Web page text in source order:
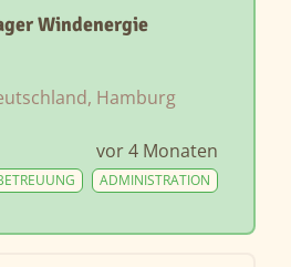
Windenergie
Hamburg
vor 4 Monaten
ADMINISTRATION